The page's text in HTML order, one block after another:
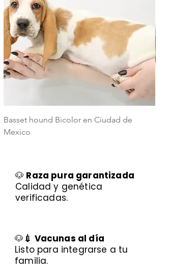
Basset hound Bicolor en Ciudad de
Mexico
🐶 Raza pura garantizada
Calidad y genética
verificadas.
🐶 💉 Vacunas al día
Listo para integrarse a tu
familia.